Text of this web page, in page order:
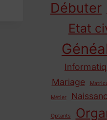
Débuter
Etat
Mariage
Métier
Optants